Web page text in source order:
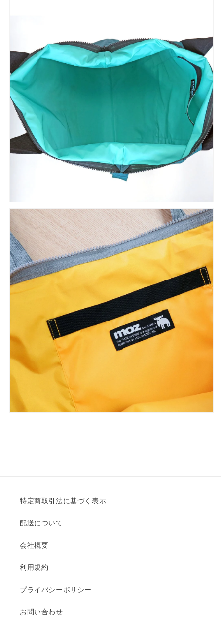
特定商取引法に基づく表示
配送について
会社概要
利用規約
プライバシーポリシー
お問い合わせ